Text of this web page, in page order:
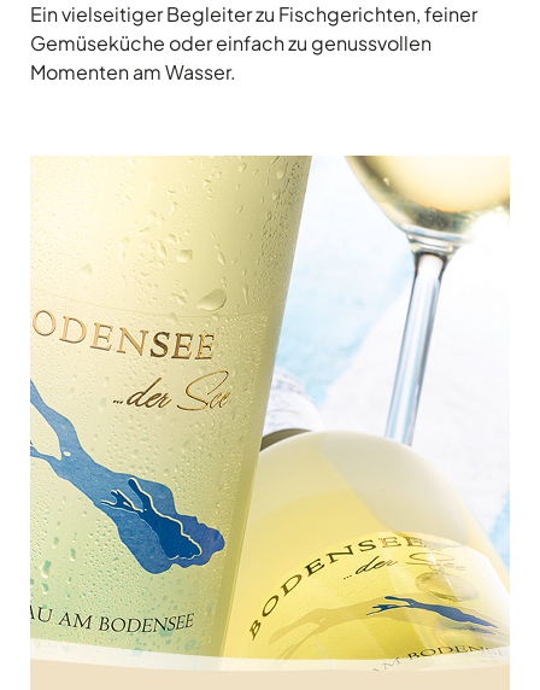
Ein vielseitiger Begleiter zu Fischgerichten, feiner
Gemüseküche oder einfach zu genussvollen
Momenten am Wasser.